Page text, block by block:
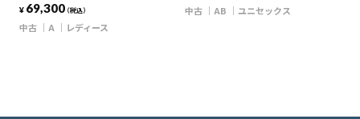
¥ 69,300（税込）
中古 A レディース
中古 AB ユニセックス